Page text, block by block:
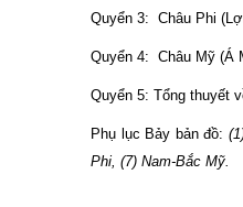
Quyển 3: Châu Phi
Quyển 4: Châu Mỹ (Á
Quyển 5: Tổng thuyết
Phụ lục Bảy bản đồ:
Phi, (7) Nam-Bắc Mỹ.